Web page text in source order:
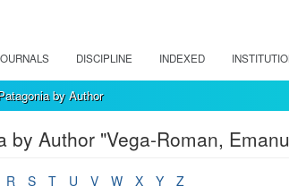
DISCIPLINE INDEXED
by Author
Author "Vega-Roman,
R S T U V W X Y
Z